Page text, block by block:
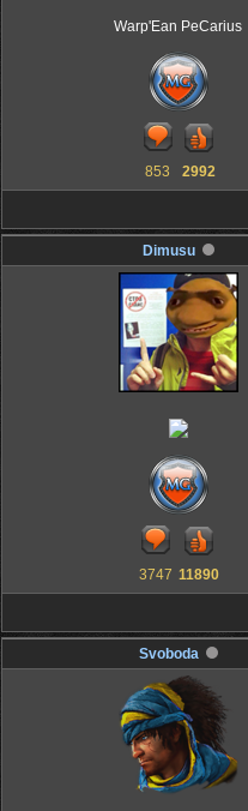
Warp'Ean PeCarius
853 2992
Dimusu
3747 11890
Svoboda